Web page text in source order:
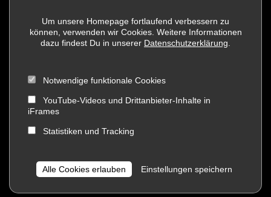
Sportstätten
Social Media
Um unsere Homepage fortlaufend verbessern zu
können, verwenden wir Cookies. Weitere Informationen
dazu findest Du in unserer Datenschutzerklärung
Notwendige funktionale Cookies
YouTube-Videos und Drittanbieter-Inhalte in
iFrames
Statistiken und Tracking
Alle Cookies erlauben Einstellungen speichern